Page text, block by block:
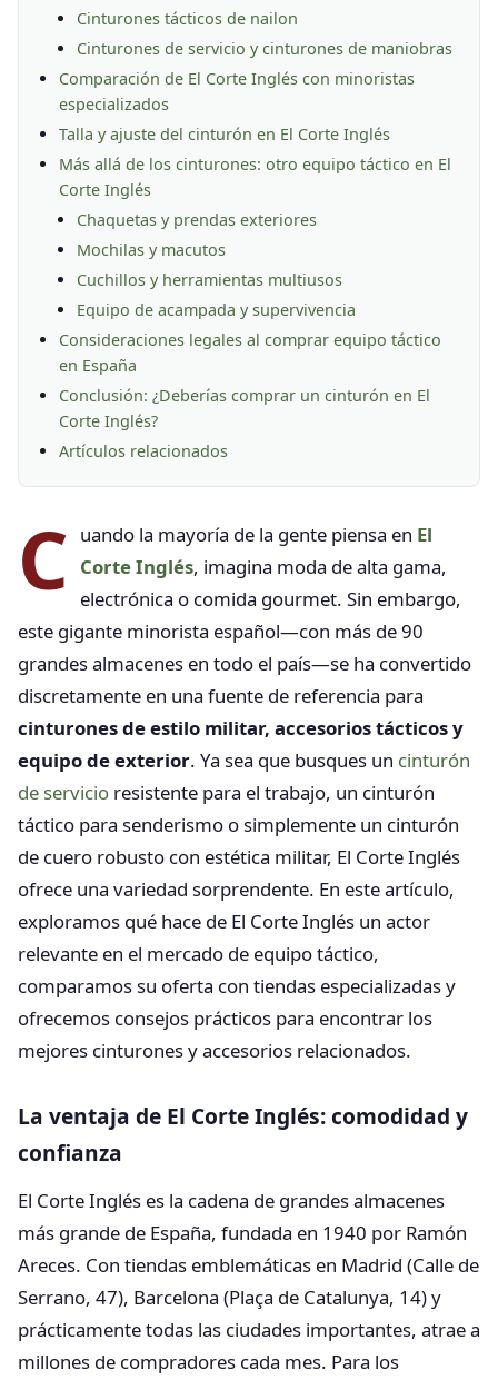
Cinturones tácticos de nailon
Cinturones de servicio y cinturones de maniobras
Comparación de El Corte Inglés con minoristas
especializados
Talla y ajuste del cinturón en El Corte Inglés
Más allá de los cinturones: otro equipo táctico en El
Corte Inglés
Chaquetas y prendas exteriores
Mochilas y macutos
Cuchillos y herramientas multiusos
Equipo de acampada y supervivencia
Consideraciones legales al comprar equipo táctico
en España
Conclusión: ¿Deberías comprar un cinturón en El
Corte Inglés?
Artículos relacionados
C uando la mayoría de la gente piensa en El
Corte Inglés, imagina moda de alta gama,
electrónica o comida gourmet. Sin embargo,
este gigante minorista español—con más de 90
grandes almacenes en todo el país—se ha convertido
discretamente en una fuente de referencia para
cinturones de estilo militar, accesorios tácticos y
equipo de exterior. Ya sea que busques un cinturón
de servicio resistente para el trabajo, un cinturón
táctico para senderismo o simplemente un cinturón
de cuero robusto con estética militar, El Corte Inglés
ofrece una variedad sorprendente. En este artículo,
exploramos qué hace de El Corte Inglés un actor
relevante en el mercado de equipo táctico,
comparamos su oferta con tiendas especializadas y
ofrecemos consejos prácticos para encontrar los
mejores cinturones y accesorios relacionados.
La ventaja de El Corte Inglés: comodidad y
confianza
El Corte Inglés es la cadena de grandes almacenes
más grande de España, fundada en 1940 por Ramón
Areces. Con tiendas emblemáticas en Madrid (Calle de
Serrano, 47), Barcelona (Plaça de Catalunya, 14) y
prácticamente todas las ciudades importantes, atrae a
millones de compradores cada mes. Para los